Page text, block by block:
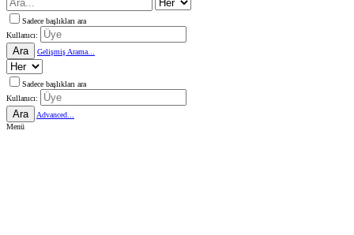
Sadece başlıkları ara
Kullanıcı:
Ara Gelişmiş Arama...
Sadece başlıkları ara
Kullanıcı:
Ara
Advanced...
Menü